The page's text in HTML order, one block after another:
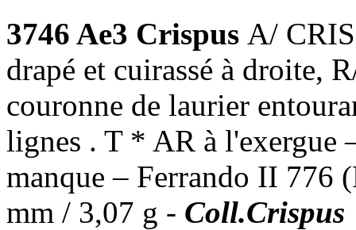
3746 Ae3 Crispus A/
drapé et cuirassé à droite,
couronne de laurier
lignes . T * AR à l'exergue
manque – Ferrando II 776
mm / 3,07 g - Coll.Crispus